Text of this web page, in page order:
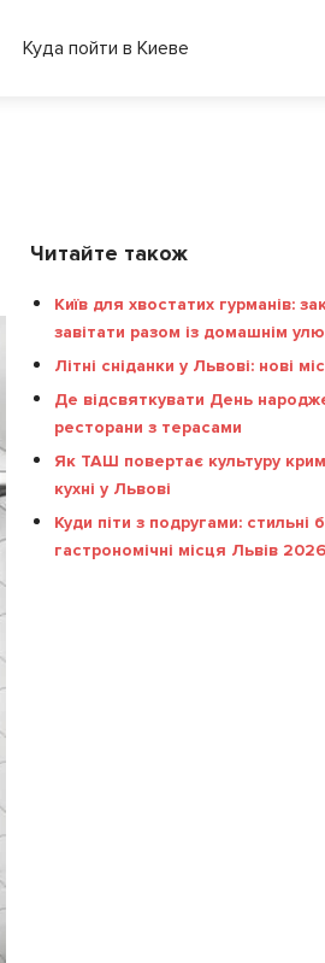
Куда пойти в Киеве
Читайте також
Київ для хвостатих гурманів:
завітати разом із домашнім
Літні сніданки у Львові: нові
Де відсвяткувати День
ресторани з терасами
Як ТАШ повертає культуру
кухні у Львові
Куди піти з подругами: стильні
гастрономічні місця Львів 2026